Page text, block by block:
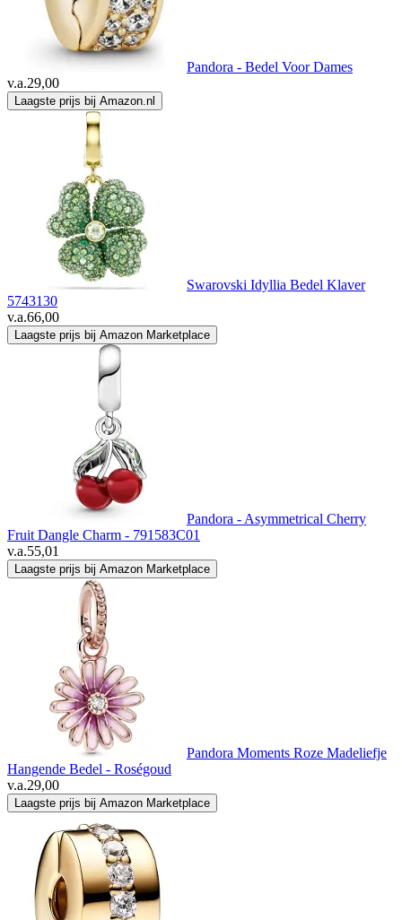
Pandora - Bedel Voor Dames
v.a.29,00
Laagste prijs bij Amazon.nl
Swarovski Idyllia Bedel Klaver
5743130
v.a.66,00
Laagste prijs bij Amazon Marketplace
Pandora - Asymmetrical Cherry
Fruit Dangle Charm - 791583C01
v.a.55,01
Laagste prijs bij Amazon Marketplace
Pandora Moments Roze Madeliefje
Hangende Bedel - Roségoud
v.a.29,00
Laagste prijs bij Amazon Marketplace